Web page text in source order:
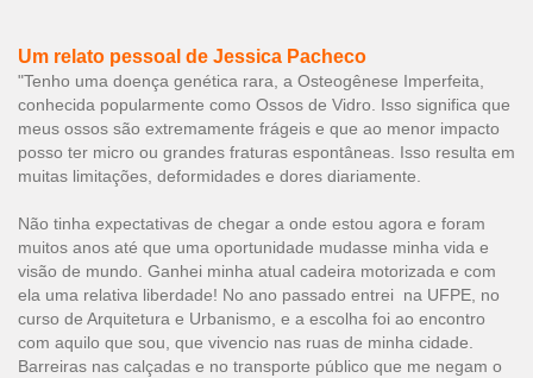
Um relato pessoal de Jessica Pacheco
"Tenho uma doença genética rara, a Osteogênese Imperfeita,
conhecida popularmente como Ossos de Vidro. Isso significa que
meus ossos são extremamente frágeis e que ao menor impacto
posso ter micro ou grandes fraturas espontâneas. Isso resulta em
muitas limitações, deformidades e dores diariamente.
Não tinha expectativas de chegar a onde estou agora e foram
muitos anos até que uma oportunidade mudasse minha vida e
visão de mundo. Ganhei minha atual cadeira motorizada e com
ela uma relativa liberdade! No ano passado entrei na UFPE, no
curso de Arquitetura e Urbanismo, e a escolha foi ao encontro
com aquilo que sou, que vivencio nas ruas de minha cidade.
Barreiras nas calçadas e no transporte público que me negam o